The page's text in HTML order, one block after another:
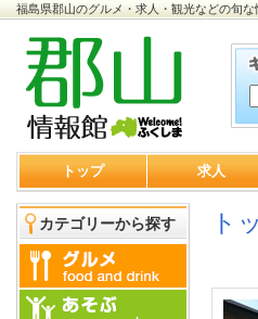
福島県郡山のグルメ・求人・観光などの旬
トップ 求人
カテゴリーから探す ト